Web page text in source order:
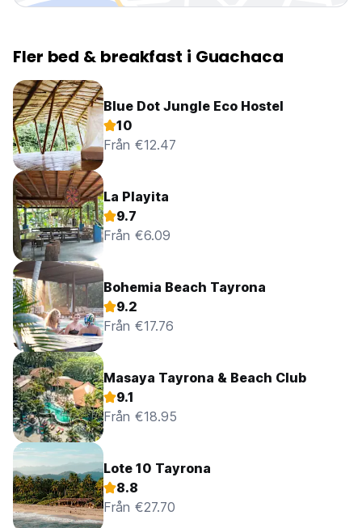
Fler bed & breakfast i Guachaca
Blue Dot Jungle Eco Hostel
10
Från €12.47
La Playita
9.7
Från €6.09
Bohemia Beach Tayrona
9.2
Från €17.76
Masaya Tayrona & Beach Club
9.1
Från €18.95
Lote 10 Tayrona
8.8
Från €27.70